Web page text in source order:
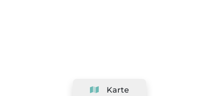
Karte